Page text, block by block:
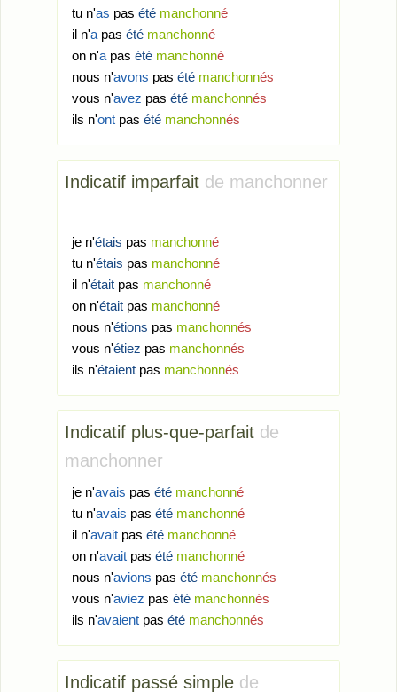
tu n'as pas été manchonné
il n'a pas été manchonné
on n'a pas été manchonné
nous n'avons pas été manchonnés
vous n'avez pas été manchonnés
ils n'ont pas été manchonnés
Indicatif imparfait de manchonner
je n'étais pas manchonné
tu n'étais pas manchonné
il n'était pas manchonné
on n'était pas manchonné
nous n'étions pas manchonnés
vous n'étiez pas manchonnés
ils n'étaient pas manchonnés
Indicatif plus-que-parfait de
manchonner
je n'avais pas été manchonné
tu n'avais pas été manchonné
il n'avait pas été manchonné
on n'avait pas été manchonné
nous n'avions pas été manchonnés
vous n'aviez pas été manchonnés
ils n'avaient pas été manchonnés
Indicatif passé simple de